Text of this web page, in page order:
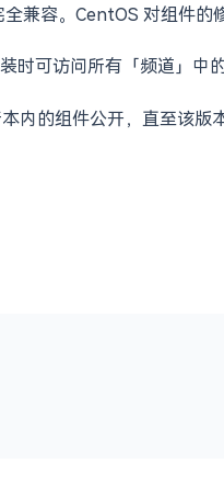
兼容。CentOS 对组件的
可访问所有「频道」中的
的组件公开，直至该